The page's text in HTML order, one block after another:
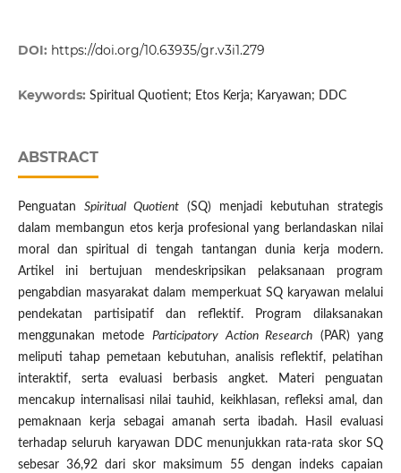
DOI: https://doi.org/10.63935/gr.v3i1.279
Keywords: Spiritual Quotient; Etos Kerja; Karyawan; DDC
ABSTRACT
Penguatan Spiritual Quotient (SQ) menjadi kebutuhan strategis
dalam membangun etos kerja profesional yang berlandaskan nilai
moral dan spiritual di tengah tantangan dunia kerja modern.
Artikel ini bertujuan mendeskripsikan pelaksanaan program
pengabdian masyarakat dalam memperkuat SQ karyawan melalui
pendekatan partisipatif dan reflektif. Program dilaksanakan
menggunakan metode Participatory Action Research (PAR) yang
meliputi tahap pemetaan kebutuhan, analisis reflektif, pelatihan
interaktif, serta evaluasi berbasis angket. Materi penguatan
mencakup internalisasi nilai tauhid, keikhlasan, refleksi amal, dan
pemaknaan kerja sebagai amanah serta ibadah. Hasil evaluasi
terhadap seluruh karyawan DDC menunjukkan rata-rata skor SQ
sebesar 36,92 dari skor maksimum 55 dengan indeks capaian